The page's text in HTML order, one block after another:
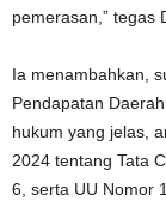
pemerasan,” tegas
Ia menambahkan,
Pendapatan
hukum yang jelas,
2024 tentang Tata
6, serta UU Nomor